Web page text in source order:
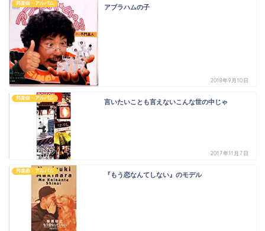
邦楽曲・アルバム
アブラハムの子
2018年9月10日
邦楽曲・アルバム
言いたいことも言えないこんな世の中じゃ
2017年11月7日
邦楽曲・アルバム
『もう恋なんてしない』のモデル